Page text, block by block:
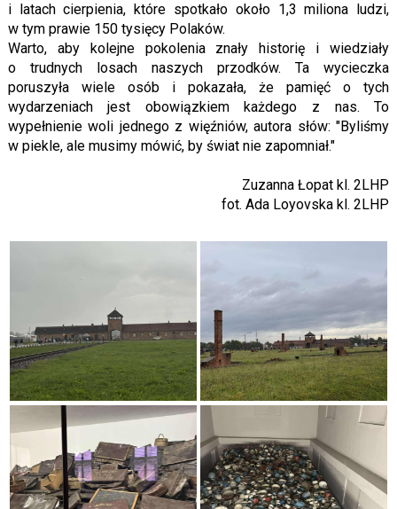
i latach cierpienia, które spotkało około 1,3 miliona ludzi,
w tym prawie 150 tysięcy Polaków.
Warto, aby kolejne pokolenia znały historię i wiedziały
o trudnych losach naszych przodków. Ta wycieczka
poruszyła wiele osób i pokazała, że pamięć o tych
wydarzeniach jest obowiązkiem każdego z nas. To
wypełnienie woli jednego z więźniów, autora słów: "Byliśmy
w piekle, ale musimy mówić, by świat nie zapomniał."
Zuzanna Łopat kl. 2LHP
fot. Ada Loyovska kl. 2LHP